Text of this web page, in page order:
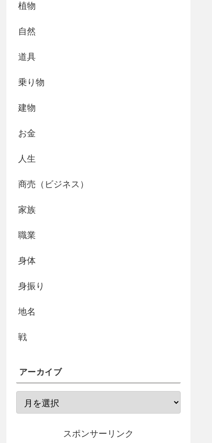
植物
自然
道具
乗り物
建物
お金
人生
商売（ビジネス）
家族
職業
身体
身振り
地名
戦
アーカイブ
スポンサーリンク